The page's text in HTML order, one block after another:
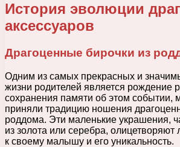
История эволюции
аксессуаров
Драгоценные бирочки из
Одним из самых прекрасных и
жизни родителей является рождение
сохранения памяти об этом событии,
приняли традицию ношения
роддома. Эти маленькие украшения,
из золота или серебра, олицетворяют
к своему малышу и его уникальность.